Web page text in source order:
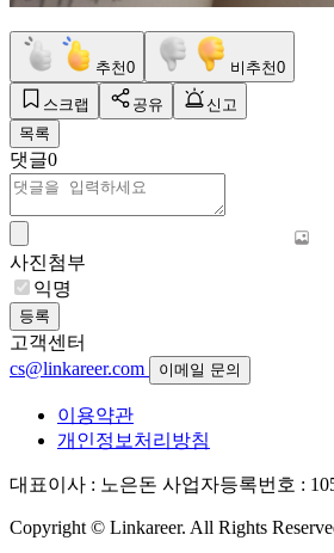
추천0 비추천0
스크랩 공유
신고
목록
댓글0
사진첨부
익명
등록
고객센터
cs@linkareer.com
이메일 문의
이용약관
개인정보처리방침
대표이사 : 노은돈 사업자등록번호 :
Copyright © Linkareer. All Rights